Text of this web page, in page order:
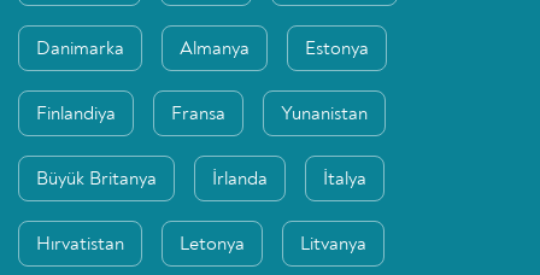
Danimarka Almanya Estonya
Finlandiya Fransa Yunanistan
Büyük Britanya İrlanda İtalya
Hırvatistan Letonya Litvanya